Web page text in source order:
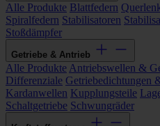
Alle Produkte Blattfedern
Spiralfedern Stabilisatoren
Stoßdämpfer
Getriebe & Antrieb
Alle Produkte Antriebswellen &
Differenziale Getriebedichtungen
Kardanwellen Kupplungsteile
Schaltgetriebe Schwungräder